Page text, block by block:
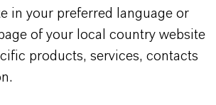
Innovationskraft und
Denken. Im Mittelpunkt
stehen jedoch Sie: unsere
Kunden profitieren von
in your preferred language or
of your local country website
products, services, contacts